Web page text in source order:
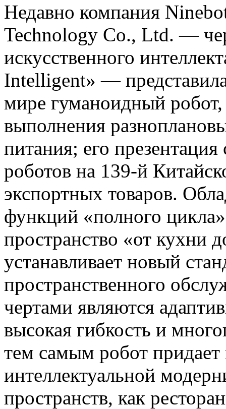
Недавно компания
Technology Co., Ltd. —
искусственного
Intelligent» —
мире гуманоидный
выполнения
питания; его
роботов на 139-й
экспортных товаров.
функций «полного
пространство «от кухни
устанавливает новый
пространственного
чертами являются
высокая гибкость и
тем самым робот
интеллектуальной
пространств, как